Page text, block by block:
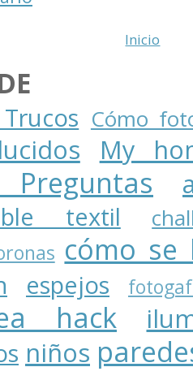
Inicio
Cómo
My
textil
cómo se
espejos
hack
niños